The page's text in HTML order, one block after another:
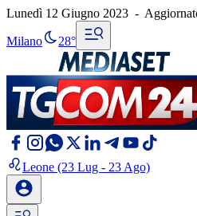
Lunedì 12 Giugno 2023 -
Milano 28°
Leone (23 Lug - 23 Ago)